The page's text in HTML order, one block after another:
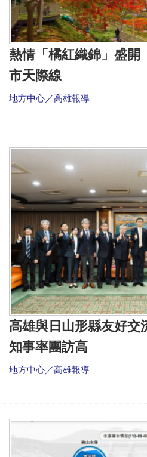
熱情「橘紅織錦」盛
市天際線
地方中心／高雄報導
高雄與日山形縣友好
知事率團訪高
地方中心／高雄報導